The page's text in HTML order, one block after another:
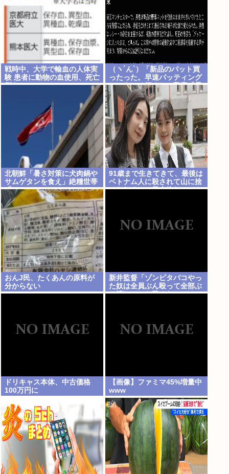
戦時中、大学で輸血の人体実
験 患者に動物の血使用、死亡
例も
（ヽ´ん`）「新品のバット買
ったった。早速バッティング
センターに行くか」警察「暴
漢だ！逮捕する！（ヽ°ん°）
「」
北朝鮮「暑さ対策に犬肉鍋や
サムゲタンを食え」絶糧世帯
「…」
91歳まで生きてきて、最後は
ベトナム人に殺されて山に捨
てられるって日本終わってん
おんJ民、たくあんの原料が
分からない
新井監督「ゾンビタバコやっ
た奴は全員ぶん殴って全部ぶ
っ壊してから辞めたい」
ドリキャス本体、中古価格
100万円に
【画像】ファミマ45%増量中
www